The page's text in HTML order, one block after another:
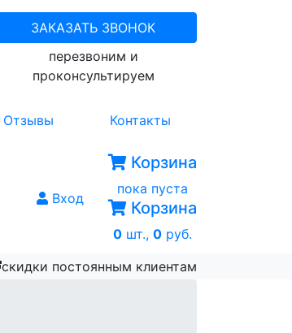
ЗАКАЗАТЬ ЗВОНОК
перезвоним и
проконсультируем
Отзывы Контакты
Вход
Корзина
пока пуста
Корзина
0 шт., 0 руб.
скидки постоянным клиентам